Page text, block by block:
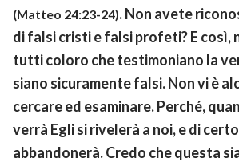
(Matteo 24:23-24). Non avete
di falsi cristi e falsi profeti? E così,
tutti coloro che testimoniano la
siano sicuramente falsi. Non vi è
cercare ed esaminare. Perché,
verrà Egli si rivelerà a noi, e di
abbandonerà. Credo che questa